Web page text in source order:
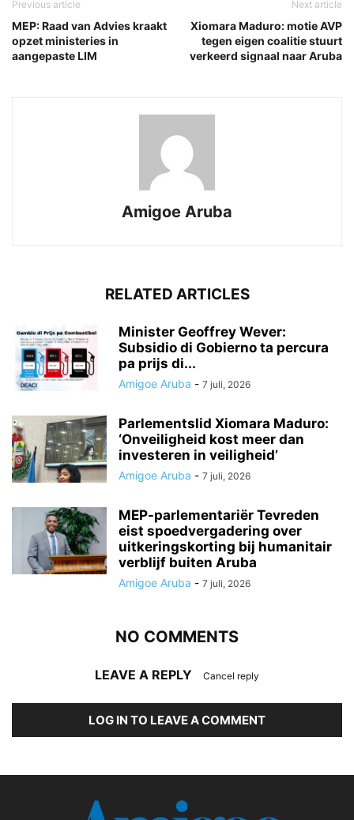
Previous article
MEP: Raad van Advies kraakt
opzet ministeries in
aangepaste LIM
Next article
Xiomara Maduro: motie AVP
tegen eigen coalitie stuurt
verkeerd signaal naar Aruba
Amigoe Aruba
RELATED ARTICLES
Minister Geoffrey Wever:
Subsidio di Gobierno ta percura
pa prijs di...
Amigoe Aruba - 7 juli, 2026
Parlementslid Xiomara Maduro:
‘Onveiligheid kost meer dan
investeren in veiligheid’
Amigoe Aruba - 7 juli, 2026
MEP-parlementariër Tevreden
eist spoedvergadering over
uitkeringskorting bij humanitair
verblijf buiten Aruba
Amigoe Aruba - 7 juli, 2026
NO COMMENTS
LEAVE A REPLY Cancel reply
LOG IN TO LEAVE A COMMENT